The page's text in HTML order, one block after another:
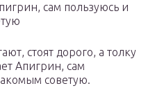
сам пользуюсь и
стоят дорого, а толку
Апигрин, сам
советую.